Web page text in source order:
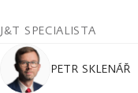
J&T SPECIALISTA
PETR SKLENÁŘ